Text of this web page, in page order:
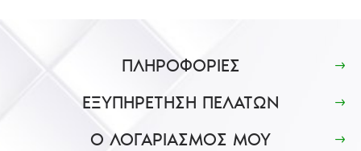
ΠΛΗΡΟΦΟΡΙΕΣ
ΕΞΥΠΗΡΕΤΗΣΗ ΠΕΛΑΤΩΝ
Ο ΛΟΓΑΡΙΑΣΜΟΣ ΜΟΥ